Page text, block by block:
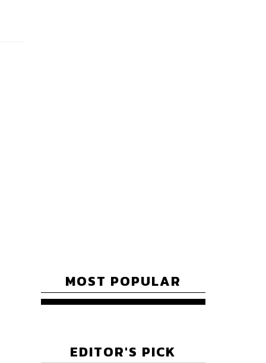
MOST POPULAR
EDITOR'S PICK